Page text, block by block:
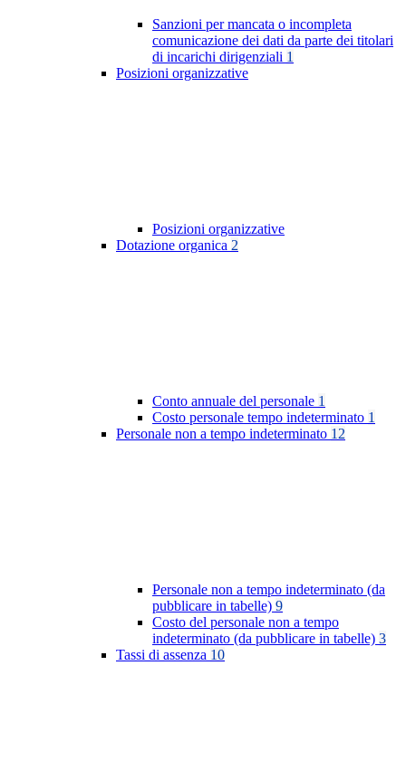
Sanzioni per mancata o incompleta
comunicazione dei dati da parte dei titolari
di incarichi dirigenziali 1
Posizioni organizzative
Posizioni organizzative
Dotazione organica 2
Conto annuale del personale 1
Costo personale tempo indeterminato 1
Personale non a tempo indeterminato 12
Personale non a tempo indeterminato (da
pubblicare in tabelle) 9
Costo del personale non a tempo
indeterminato (da pubblicare in tabelle) 3
Tassi di assenza 10